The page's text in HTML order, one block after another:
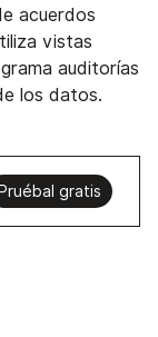
acuerdos
vistas
auditorías
los datos.
gratis